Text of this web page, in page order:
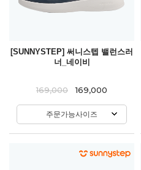
[SUNNYSTEP] 써니스텝 밸런스러
너_네이비
169,000 169,000
주문가능사이즈